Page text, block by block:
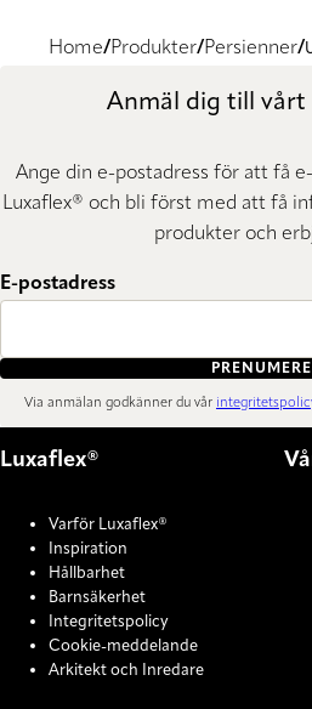
Home Produkter Persienner
Anmäl dig till vårt
Ange din e-postadress för att få
Luxaflex® och bli först med att få
produkter och
E-postadress
Via anmälan godkänner du vår
Luxaflex®
Varför Luxaflex®
Inspiration
Hållbarhet
Barnsäkerhet
Integritetspolicy
Cookie-meddelande
Arkitekt och Inredare